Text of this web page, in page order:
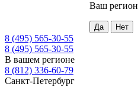
Ваш регион
8 (495) 565-30-55
8 (495) 565-30-55
В вашем регионе
8 (812) 336-60-79
Санкт-Петербург